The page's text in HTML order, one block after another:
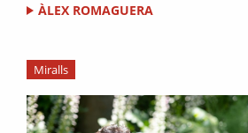
ÀLEX ROMAGUERA
Miralls